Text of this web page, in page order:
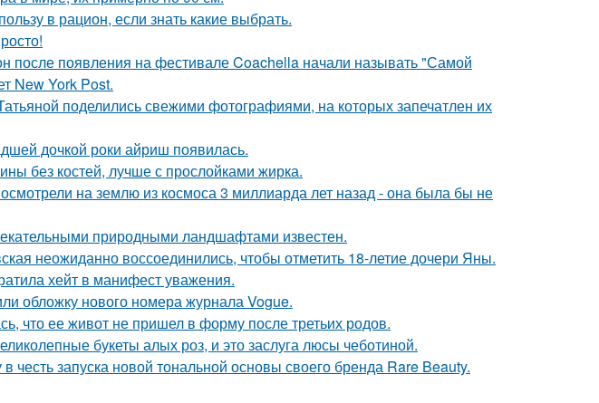
в рацион, если знать какие выбрать.
после появления на фестивале Coachella начали называть "Самой
New York Post.
поделились свежими фотографиями, на которых запечатлен их
дочкой роки айриш появилась.
без костей, лучше с прослойками жирка.
на землю из космоса 3 миллиарда лет назад - она была бы не
природными ландшафтами известен.
неожиданно воссоединились, чтобы отметить 18-летие дочери Яны.
хейт в манифест уважения.
обложку нового номера журнала Vogue.
что ее живот не пришел в форму после третьих родов.
букеты алых роз, и это заслуга люсы чеботиной.
честь запуска новой тональной основы своего бренда Rare Beauty.